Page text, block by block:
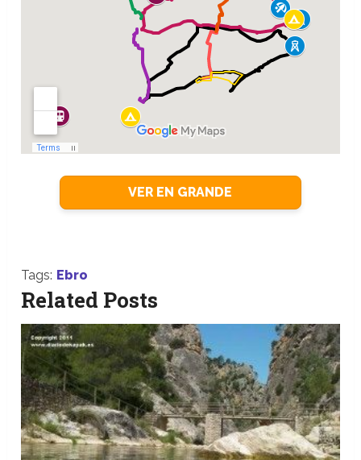
VER EN GRANDE
Tags: Ebro
Related Posts